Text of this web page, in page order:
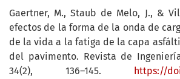
Gaertner, M., Staub de Melo, J., &
efectos de la forma de la onda de
de la vida a la fatiga de la capa
del pavimento. Revista de
34(2), 136–145.
https://